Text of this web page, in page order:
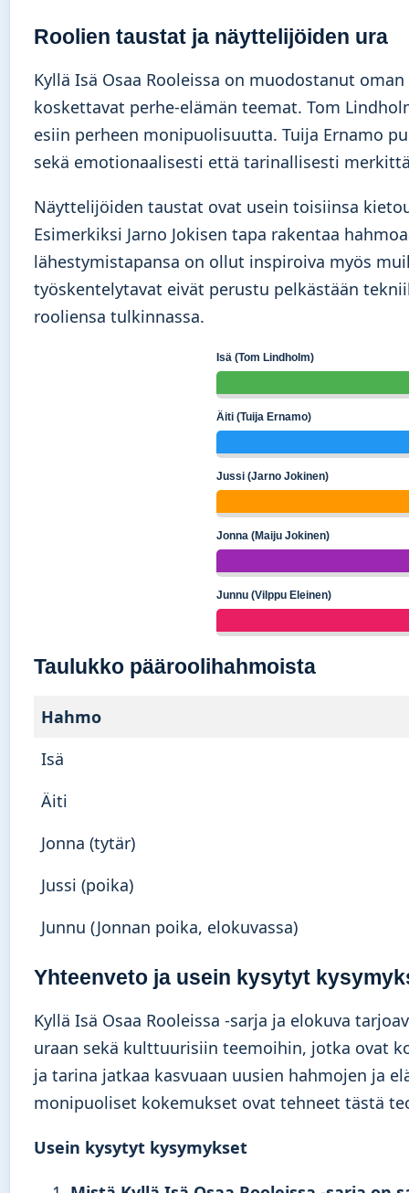
Roolien taustat ja näyttelijöiden ura
Kyllä Isä Osaa Rooleissa on muodostanut
koskettavat perhe-elämän teemat. Tom
esiin perheen monipuolisuutta. Tuija Ernamo
sekä emotionaalisesti että tarinallisesti
Näyttelijöiden taustat ovat usein toisiinsa
Esimerkiksi Jarno Jokisen tapa rakentaa
lähestymistapansa on ollut inspiroiva myös
työskentelytavat eivät perustu pelkästään
rooliensa tulkinnassa.
Isä (Tom Lindholm)
Äiti (Tuija Ernamo)
Jussi (Jarno Jokinen)
Jonna (Maiju Jokinen)
Junnu (Vilppu Eleinen)
Taulukko pääroolihahmoista
Hahmo
Isä
Äiti
Jonna (tytär)
Jussi (poika)
Junnu (Jonnan poika, elokuvassa)
Yhteenveto ja usein kysytyt
Kyllä Isä Osaa Rooleissa -sarja ja elokuva
uraan sekä kulttuurisiin teemoihin, jotka ovat
ja tarina jatkaa kasvuaan uusien hahmojen ja
monipuoliset kokemukset ovat tehneet tästä
Usein kysytyt kysymykset